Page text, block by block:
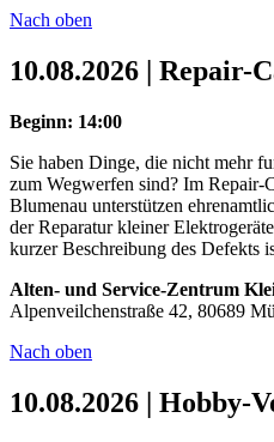
Nach oben
10.08.2026 | Repair-
Beginn: 14:00
Sie haben Dinge, die nicht mehr
zum Wegwerfen sind? Im Repair-
Blumenau unterstützen
der Reparatur kleiner
kurzer Beschreibung des Defekts
Alten- und Service-Zentrum
Alpenveilchenstraße 42, 80689
Nach oben
10.08.2026 | Hobby-